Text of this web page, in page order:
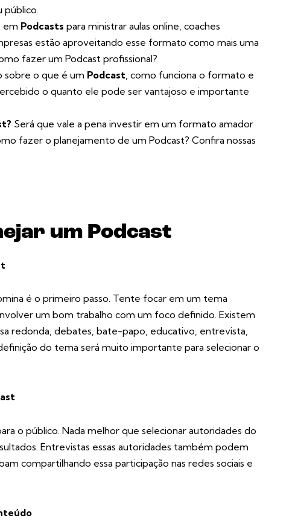
público.
em Podcasts para ministrar aulas online, coaches
estão aproveitando esse formato como mais uma
fazer um Podcast profissional?
sobre o que é um Podcast , como funciona o formato e
o quanto ele pode ser vantajoso e importante
Será que vale a pena investir em um formato amador
fazer o planejamento de um Podcast? Confira nossas
um Podcast
é o primeiro passo. Tente focar em um tema
um bom trabalho com um foco definido. Existem
redonda, debates, bate-papo, educativo, entrevista,
do tema será muito importante para selecionar o
o público. Nada melhor que selecionar autoridades do
Entrevistas essas autoridades também podem
compartilhando essa participação nas redes sociais e